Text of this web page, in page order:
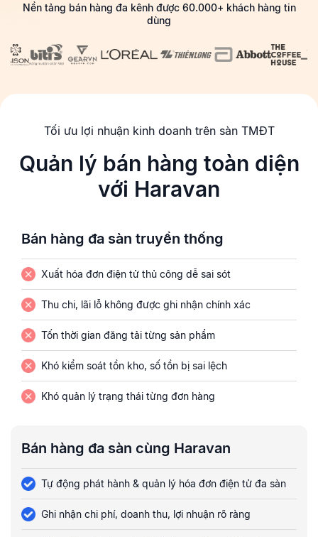
Nền tảng bán hàng đa kênh được 60.000+ khách hàng tin
dùng
Tối ưu lợi nhuận kinh doanh trên sàn TMĐT
Quản lý bán hàng toàn diện
với Haravan
Bán hàng đa sàn truyền thống
Xuất hóa đơn điện tử thủ công dễ sai sót
Thu chi, lãi lỗ không được ghi nhận chính xác
Tốn thời gian đăng tải từng sản phẩm
Khó kiểm soát tồn kho, số tồn bị sai lệch
Khó quản lý trạng thái từng đơn hàng
Bán hàng đa sàn cùng Haravan
Tự động phát hành & quản lý hóa đơn điện tử đa sàn
Ghi nhận chi phí, doanh thu, lợi nhuận rõ ràng